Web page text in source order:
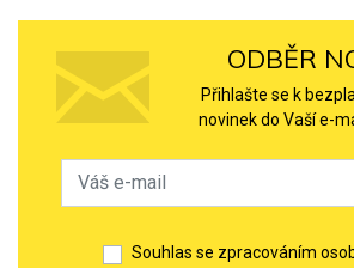
ODBĚR
Přihlašte se k
novinek do Vaší e-
Souhlas se zpracováním